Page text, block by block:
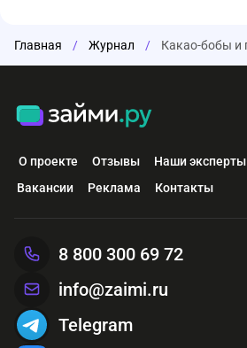
Главная / Журнал /
О проекте Отзывы Наши эксперты
Вакансии
Реклама Контакты
8 800 300 69 72
info@zaimi.ru
Telegram